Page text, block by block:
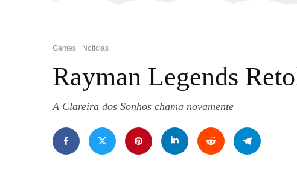
Games Notícias
Rayman Legends
A Clareira dos Sonhos chama novamente